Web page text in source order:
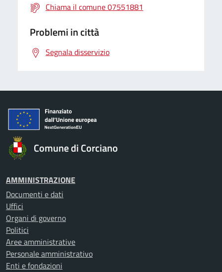
Chiama il comune 07551881
Problemi in città
Segnala disservizio
Comune di Corciano
AMMINISTRAZIONE
Documenti e dati
Uffici
Organi di governo
Politici
Aree amministrative
Personale amministrativo
Enti e fondazioni